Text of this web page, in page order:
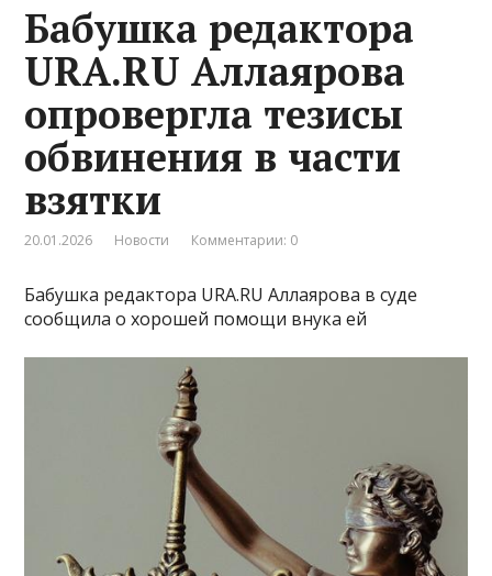
Бабушка редактора
URA.RU Аллаярова
опровергла тезисы
обвинения в части
взятки
20.01.2026 Новости Комментарии: 0
Бабушка редактора URA.RU Аллаярова в суде
сообщила о хорошей помощи внука ей